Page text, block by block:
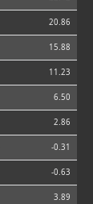
20.86
15.88
11.23
6.50
2.86
-0.31
-0.63
3.89